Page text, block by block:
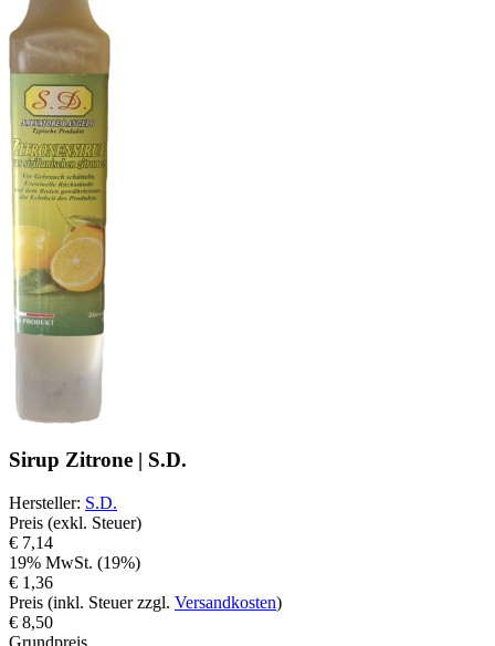
Sirup Zitrone | S.D.
Hersteller: S.D.
Preis (exkl. Steuer)
€ 7,14
19% MwSt. (19%)
€ 1,36
Preis (inkl. Steuer zzgl. Versandkosten)
€ 8,50